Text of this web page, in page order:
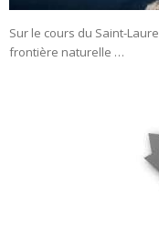
Sur le cours du Saint-
frontière naturelle …